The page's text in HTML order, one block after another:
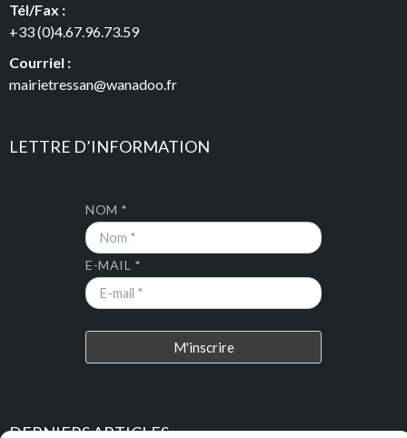
Tél/Fax :
+33 (0)4.67.96.73.59
Courriel :
mairietressan@wanadoo.fr
LETTRE D’INFORMATION
NOM *
E-MAIL *
DERNIERS ARTICLES